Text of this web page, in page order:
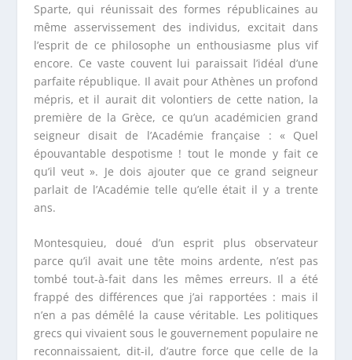
Sparte, qui réunissait des formes républicaines au
même asservissement des individus, excitait dans
l’esprit de ce philosophe un enthousiasme plus vif
encore. Ce vaste couvent lui paraissait l’idéal d’une
parfaite république. Il avait pour Athènes un profond
mépris, et il aurait dit volontiers de cette nation, la
première de la Grèce, ce qu’un académicien grand
seigneur disait de l’Académie française : « Quel
épouvantable despotisme ! tout le monde y fait ce
qu’il veut ». Je dois ajouter que ce grand seigneur
parlait de l’Académie telle qu’elle était il y a trente
ans.
Montesquieu, doué d’un esprit plus observateur
parce qu’il avait une tête moins ardente, n’est pas
tombé tout-à-fait dans les mêmes erreurs. Il a été
frappé des différences que j’ai rapportées : mais il
n’en a pas démêlé la cause véritable. Les politiques
grecs qui vivaient sous le gouvernement populaire ne
reconnaissaient, dit-il, d’autre force que celle de la